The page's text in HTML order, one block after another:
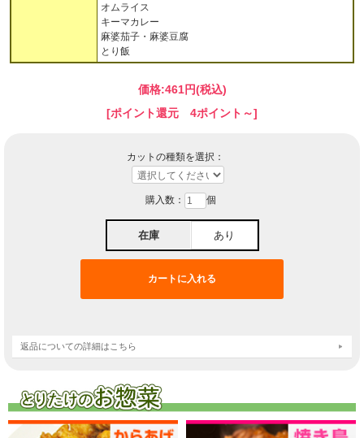
オムライス
キーマカレー
麻婆茄子・麻婆豆腐
とり飯
価格:461円(税込)
[ポイント還元 4ポイント～]
カットの種類を選択：
購入数： 個
在庫 あり
返品についての詳細はこちら